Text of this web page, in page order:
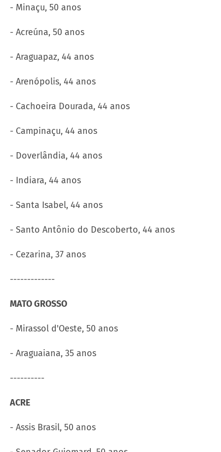
- Minaçu, 50 anos
- Acreúna, 50 anos
- Araguapaz, 44 anos
- Arenópolis, 44 anos
- Cachoeira Dourada, 44 anos
- Campinaçu, 44 anos
- Doverlândia, 44 anos
- Indiara, 44 anos
- Santa Isabel, 44 anos
- Santo Antônio do Descoberto, 44 anos
- Cezarina, 37 anos
-------------
MATO GROSSO
- Mirassol d'Oeste, 50 anos
- Araguaiana, 35 anos
----------
ACRE
- Assis Brasil, 50 anos